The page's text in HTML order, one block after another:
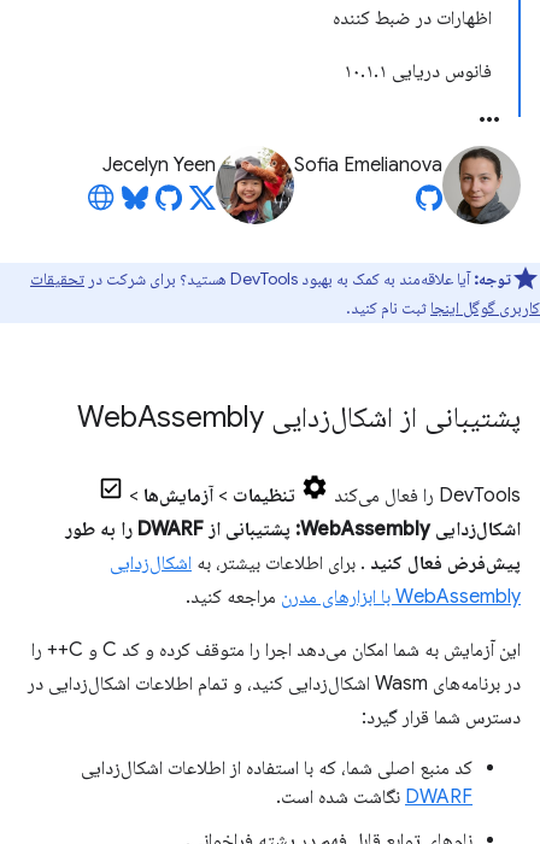
اظهارات در ضبط کننده
فانوس دریایی ۱۰.۱.۱
Sofia Emelianova
Jecelyn Yeen
توجه:آیا علاقه‌مند به کمک به بهبود DevTools هستید؟ برای شرکت در
تحقیقات
کاربری گوگل اینجا ثبت نام کنید.
پشتیبانی از اشکال‌زدایی Web Assembly
DevTools را فعال می‌کند تنظیمات > آزمایش‌ها >
اشکال‌زدایی WebAssembly: پشتیبانی از DWARF را به طور
پیش‌فرض فعال کنید . برای اطلاعات بیشتر، به اشکال‌زدایی
WebAssembly با ابزارهای مدرن
مراجعه کنید.
این آزمایش به شما امکان می‌دهد اجرا را متوقف کرده و کد C و C++ را
در برنامه‌های Wasm اشکال‌زدایی کنید، و تمام اطلاعات اشکال‌زدایی در
دسترس شما قرار گیرد:
کد منبع اصلی شما، که با استفاده از اطلاعات اشکال‌زدایی
DWARF نگاشت شده است.